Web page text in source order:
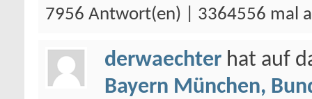
7956 Antwort(en) | 3364556 mal
derwaechter hat auf
Bayern München,